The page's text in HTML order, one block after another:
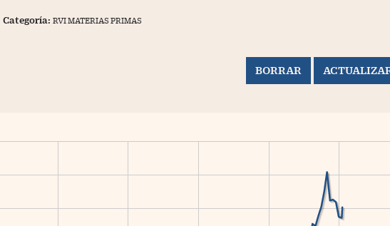
Categoría: RVI MATERIAS PRIMAS